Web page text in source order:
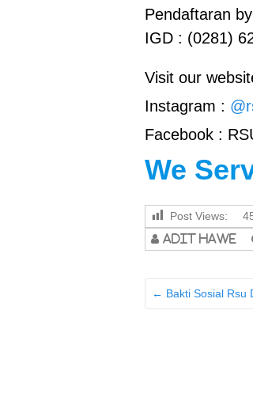
Pendaftaran
IGD : (0281)
Visit our
Instagram :
Facebook :
We
Post Views:
adit hawe
← Bakti Sosial Rsu